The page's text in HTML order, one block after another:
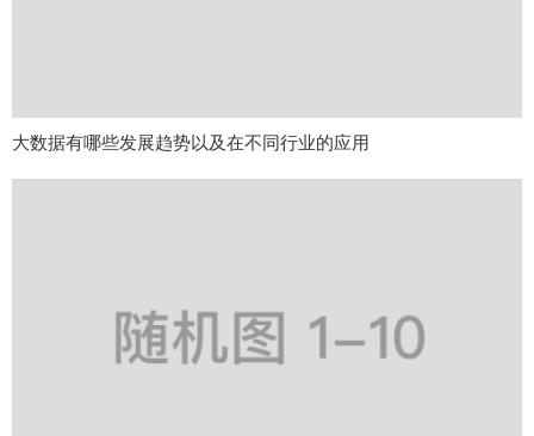
大数据有哪些发展趋势以及在不同行业的应用